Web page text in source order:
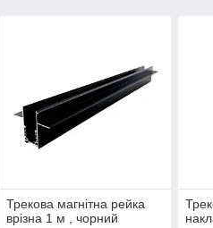
Трекова магнітна рейка
врізна 1 м , чорний